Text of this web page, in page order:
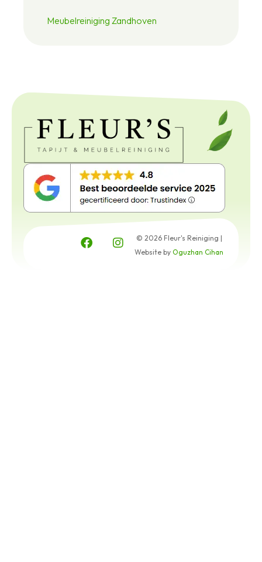
Meubelreiniging Zandhoven
© 2026 Fleur's Reiniging |
Website by Oguzhan Cihan